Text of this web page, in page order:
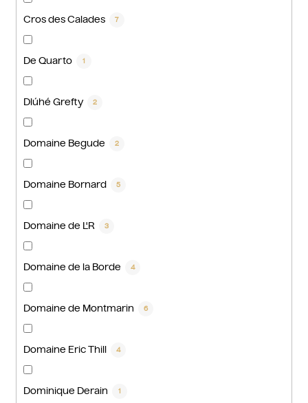
Cros des Calades 7
De Quarto 1
Dlúhé Grefty 2
Domaine Begude 2
Domaine Bornard 5
Domaine de L'R 3
Domaine de la Borde 4
Domaine de Montmarin 6
Domaine Eric Thill 4
Dominique Derain 1